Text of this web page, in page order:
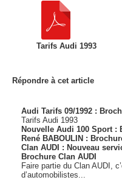
Tarifs Audi 1993
Répondre à cet article
Audi Tarifs 09/1992 :
Tarifs Audi 1993
Nouvelle Audi 100 Sport :
René BABOULIN :
Clan AUDI : Nouveau
Brochure Clan AUDI
Faire partie du Clan AUDI,
d’automobilistes...